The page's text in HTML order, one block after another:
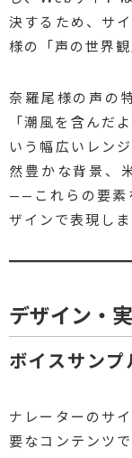
決するため、サ
様の「声の世界
奈羅尾様の声の
「潮風を含んだ
いう幅広いレン
然豊かな背景、
——これらの要素
ザインで表現しま
デザイン・
ボイスサン
ナレーターのサ
要なコンテンツ